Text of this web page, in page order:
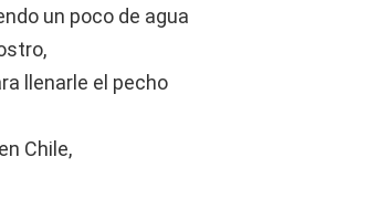
un poco de agua
llenarle el pecho
Chile,